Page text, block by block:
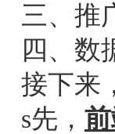
三、推
四、数
接下来
s先，